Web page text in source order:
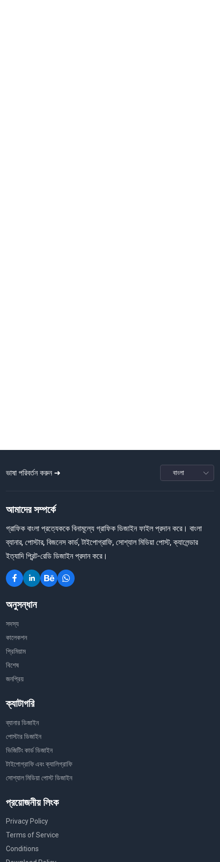
ভাষা পরিবর্তন করুন ➜
আমাদের সম্পর্কে
গ্রাফিক বাংলা প্রত্যেককে বিনামূল্যে গ্রাফিক ডিজাইন ফাইল প্রদান করে। বাংলা
ব্যানার, পোস্টার, বিজনেস কার্ড, টাইপোগ্রাফি, সোশ্যাল মিডিয়া পোস্ট, ক্যালেন্ডার
ইত্যাদি প্রিন্ট-রেডি ডিজাইন প্রদান করে।
অনুসন্ধান
সদস্য
কালেকশন
প্রিমিয়াম
বিশেষ
জনপ্রিয়
ক্যাটাগরি
ব্যানার ডিজাইন
পোস্টার ডিজাইন
ভিজিটিং কার্ড ডিজাইন
টাইপোগ্রাফি এবং ক্যালিগ্রাফি
সোশ্যাল মিডিয়া পোস্ট ডিজাইন
প্রয়োজনীয় লিংক
Privacy Policy
Terms of Service
Conditions